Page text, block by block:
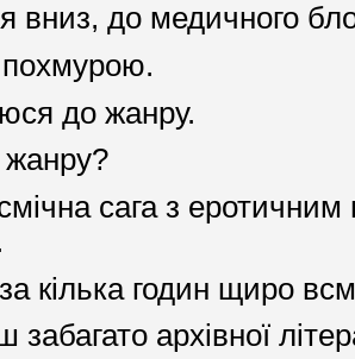
вниз, до медичного
до жанру.
сага з еротичним
кілька годин щиро
архівної